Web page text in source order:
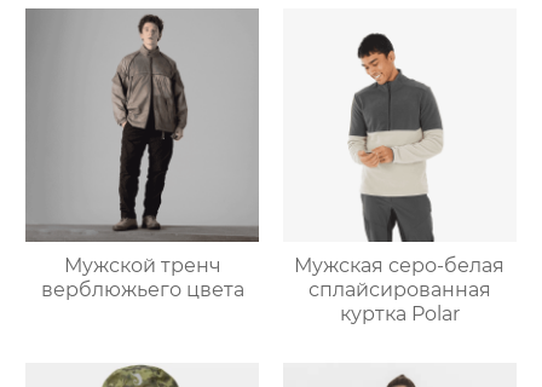
Мужской тренч
верблюжьего цвета
Мужская серо-белая
сплайсированная
куртка Polar